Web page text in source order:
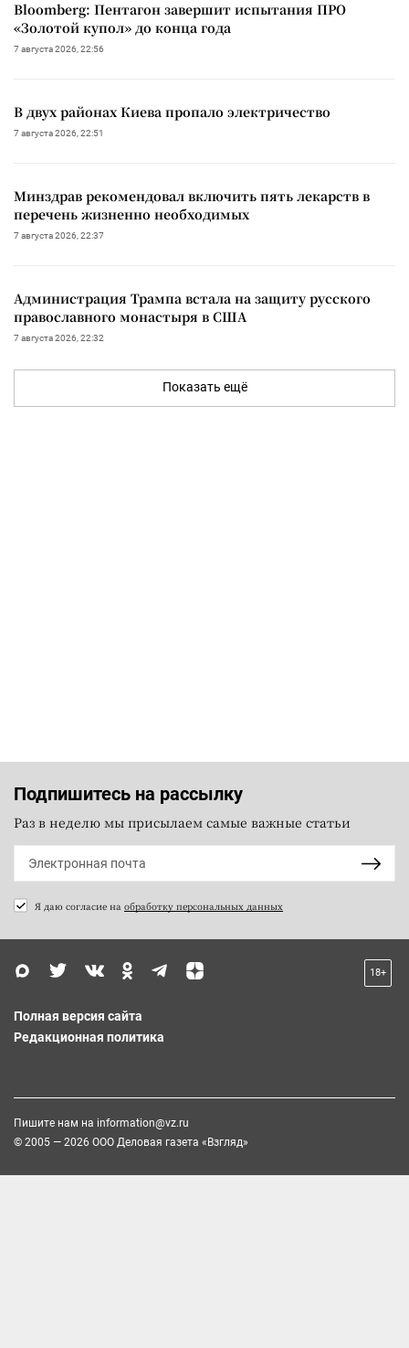
Bloomberg: Пентагон завершит испытания ПРО
«Золотой купол» до конца года
7 августа 2026, 22:56
В двух районах Киева пропало электричество
7 августа 2026, 22:51
Минздрав рекомендовал включить пять лекарств в
перечень жизненно необходимых
7 августа 2026, 22:37
Администрация Трампа встала на защиту русского
православного монастыря в США
7 августа 2026, 22:32
Показать ещё
Подпишитесь на рассылку
Раз в неделю мы присылаем самые важные статьи
Я даю согласие на обработку персональных данных
18+
Полная версия сайта
Редакционная политика
Пишите нам на information@vz.ru
© 2005 — 2026 ООО Деловая газета «Взгляд»